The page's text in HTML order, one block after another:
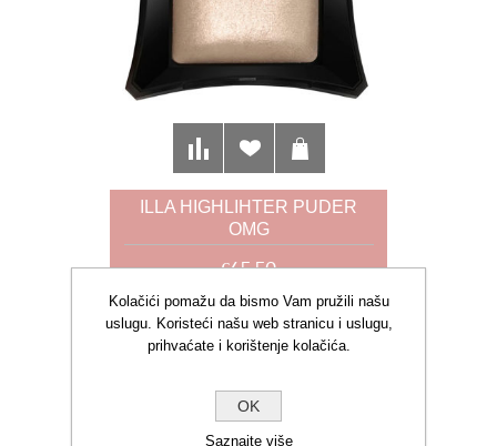
ILLA HIGHLIHTER PUDER
OMG
€45,50
Kolačići pomažu da bismo Vam pružili našu
uslugu. Koristeći našu web stranicu i uslugu,
prihvaćate i korištenje kolačića.
OK
Saznajte više